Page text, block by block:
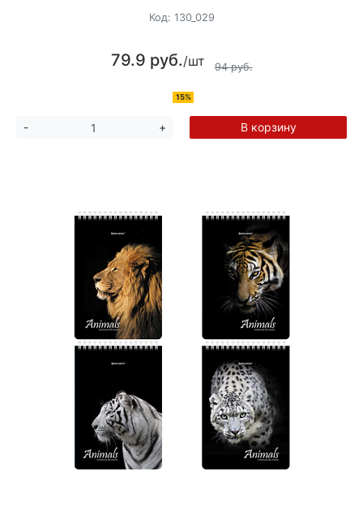
Код: 130_029
79.9 руб./шт 94 руб.
15%
- + В корзину